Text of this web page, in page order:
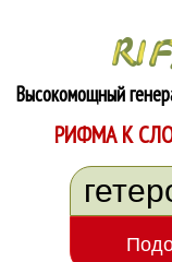
Высокомощный
РИФМА К